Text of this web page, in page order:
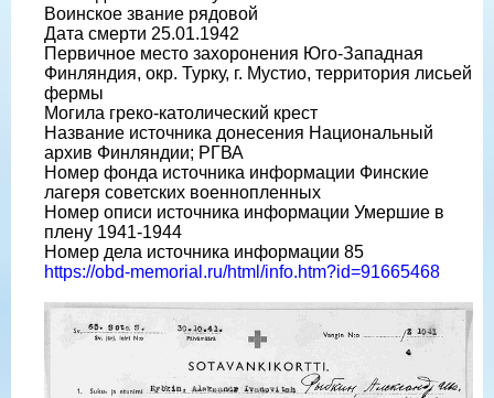
Воинское звание рядовой
Дата смерти 25.01.1942
Первичное место захоронения Юго-Западная
Финляндия, окр. Турку, г. Мустио, территория лисьей
фермы
Могила греко-католический крест
Название источника донесения Национальный
архив Финляндии; РГВА
Номер фонда источника информации Финские
лагеря советских военнопленных
Номер описи источника информации Умершие в
плену 1941-1944
Номер дела источника информации 85
https://obd-memorial.ru/html/info.htm?id=91665468